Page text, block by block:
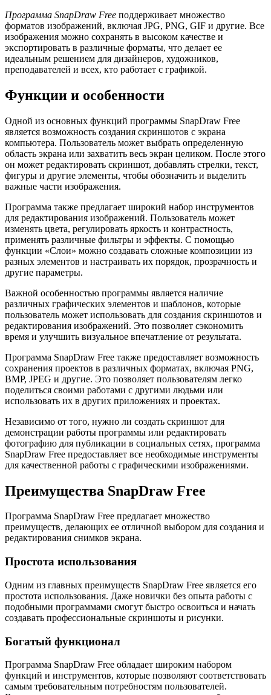
Программа SnapDraw Free поддерживает множество
форматов изображений, включая JPG, PNG, GIF и другие. Все
изображения можно сохранять в высоком качестве и
экспортировать в различные форматы, что делает ее
идеальным решением для дизайнеров, художников,
преподавателей и всех, кто работает с графикой.
Функции и особенности
Одной из основных функций программы SnapDraw Free
является возможность создания скриншотов с экрана
компьютера. Пользователь может выбрать определенную
область экрана или захватить весь экран целиком. После этого
он может редактировать скриншот, добавлять стрелки, текст,
фигуры и другие элементы, чтобы обозначить и выделить
важные части изображения.
Программа также предлагает широкий набор инструментов
для редактирования изображений. Пользователь может
изменять цвета, регулировать яркость и контрастность,
применять различные фильтры и эффекты. С помощью
функции «Слои» можно создавать сложные композиции из
разных элементов и настраивать их порядок, прозрачность и
другие параметры.
Важной особенностью программы является наличие
различных графических элементов и шаблонов, которые
пользователь может использовать для создания скриншотов и
редактирования изображений. Это позволяет сэкономить
время и улучшить визуальное впечатление от результата.
Программа SnapDraw Free также предоставляет возможность
сохранения проектов в различных форматах, включая PNG,
BMP, JPEG и другие. Это позволяет пользователям легко
поделиться своими работами с другими людьми или
использовать их в других приложениях и проектах.
Независимо от того, нужно ли создать скриншот для
демонстрации работы программы или редактировать
фотографию для публикации в социальных сетях, программа
SnapDraw Free предоставляет все необходимые инструменты
для качественной работы с графическими изображениями.
Преимущества SnapDraw Free
Программа SnapDraw Free предлагает множество
преимуществ, делающих ее отличной выбором для создания и
редактирования снимков экрана.
Простота использования
Одним из главных преимуществ SnapDraw Free является его
простота использования. Даже новички без опыта работы с
подобными программами смогут быстро освоиться и начать
создавать профессиональные скриншоты и рисунки.
Богатый функционал
Программа SnapDraw Free обладает широким набором
функций и инструментов, которые позволяют соответствовать
самым требовательным потребностям пользователей.